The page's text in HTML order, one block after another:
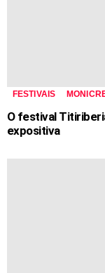
FESTIVAIS
O festival
expositiva